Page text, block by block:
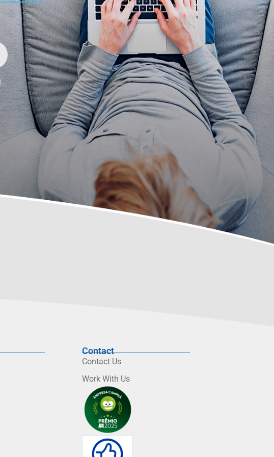
Contact
Contact Us
Work With Us